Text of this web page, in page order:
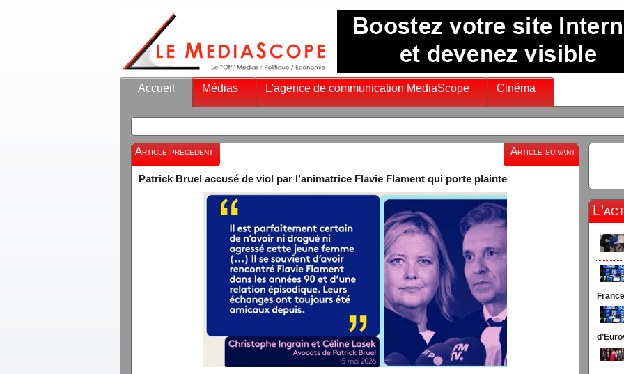
Accueil Médias L'agence de communication MediaScope Cinéma
Article précédent Article suivant
Patrick Bruel accusé de viol par l’animatrice Flavie Flament qui porte plainte